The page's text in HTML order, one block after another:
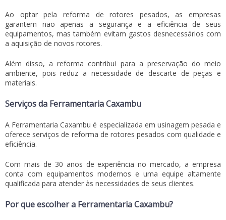
Ao optar pela reforma de rotores pesados, as empresas
garantem não apenas a segurança e a eficiência de seus
equipamentos, mas também evitam gastos desnecessários com
a aquisição de novos rotores.
Além disso, a reforma contribui para a preservação do meio
ambiente, pois reduz a necessidade de descarte de peças e
materiais.
Serviços da Ferramentaria Caxambu
A Ferramentaria Caxambu é especializada em usinagem pesada e
oferece serviços de reforma de rotores pesados com qualidade e
eficiência.
Com mais de 30 anos de experiência no mercado, a empresa
conta com equipamentos modernos e uma equipe altamente
qualificada para atender às necessidades de seus clientes.
Por que escolher a Ferramentaria Caxambu?